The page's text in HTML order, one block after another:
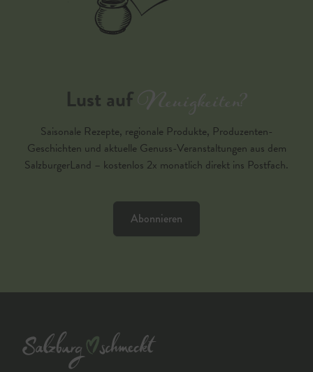
Lust aufNeuigkeiten?
Saisonale Rezepte, regionale Produkte, Produzenten-
Geschichten und aktuelle Genuss-Veranstaltungen aus dem
SalzburgerLand – kostenlos 2x monatlich direkt ins Postfach.
Abonnieren